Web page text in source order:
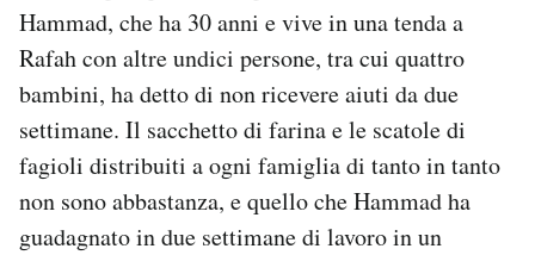
Hammad, che ha 30 anni e vive in una tenda a
Rafah con altre undici persone, tra cui quattro
bambini, ha detto di non ricevere aiuti da due
settimane. Il sacchetto di farina e le scatole di
fagioli distribuiti a ogni famiglia di tanto in tanto
non sono abbastanza, e quello che Hammad ha
guadagnato in due settimane di lavoro in un